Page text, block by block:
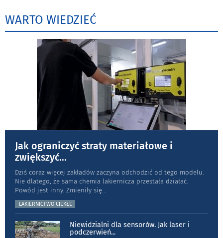
WARTO WIEDZIEĆ
Jak ograniczyć straty materiałowe i
zwiększyć...
Dziś coraz więcej zakładów zaczyna odchodzić od tego modelu.
Nie dlatego, że sama chemia lakiernicza przestała działać.
Powód jest inny. Zmieniły się...
LAKIERNICTWO CIEKŁE
Niewidzialni dla sensorów. Jak laser i
podczerwień...